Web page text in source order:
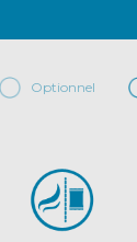
Optionnel